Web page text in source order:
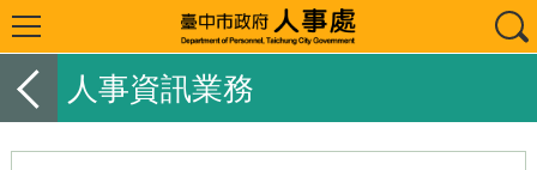
人事資訊業務